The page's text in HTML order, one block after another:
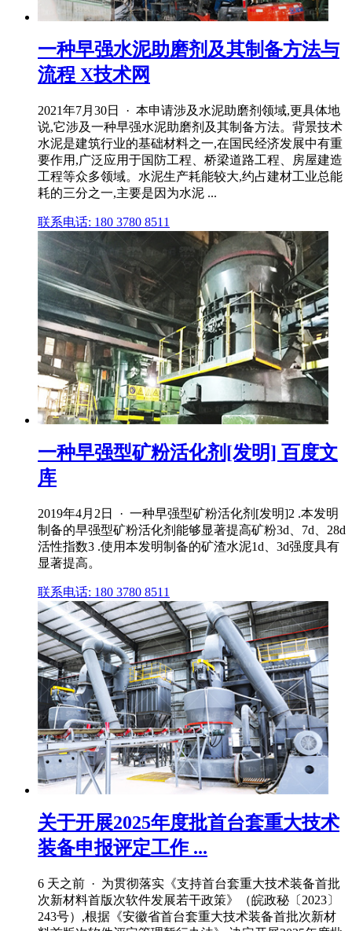
一种早强水泥助磨剂及其制备方法与
流程 X技术网
2021年7月30日 · 本申请涉及水泥助磨剂领域,更具体地
说,它涉及一种早强水泥助磨剂及其制备方法。背景技术
水泥是建筑行业的基础材料之一,在国民经济发展中有重
要作用,广泛应用于国防工程、桥梁道路工程、房屋建造
工程等众多领域。水泥生产耗能较大,约占建材工业总能
耗的三分之一,主要是因为水泥 ...
联系电话: 180 3780 8511
一种早强型矿粉活化剂[发明] 百度文
库
2019年4月2日 · 一种早强型矿粉活化剂[发明]2 .本发明
制备的早强型矿粉活化剂能够显著提高矿粉3d、7d、28d
活性指数3 .使用本发明制备的矿渣水泥1d、3d强度具有
显著提高。
联系电话: 180 3780 8511
关于开展2025年度批首台套重大技术
装备申报评定工作 ...
6 天之前 · 为贯彻落实《支持首台套重大技术装备首批
次新材料首版次软件发展若干政策》（皖政秘〔2023〕
243号）,根据《安徽省首台套重大技术装备首批次新材